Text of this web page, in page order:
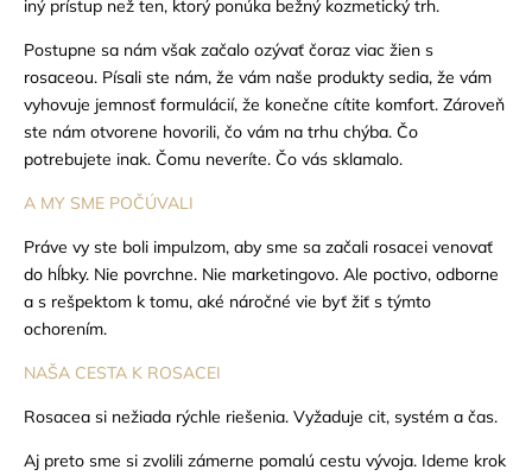
iný prístup než ten, ktorý ponúka bežný kozmetický trh.
Postupne sa nám však začalo ozývať čoraz viac žien s
rosaceou. Písali ste nám, že vám naše produkty sedia, že vám
vyhovuje jemnosť formulácií, že konečne cítite komfort. Zároveň
ste nám otvorene hovorili, čo vám na trhu chýba. Čo
potrebujete inak. Čomu neveríte. Čo vás sklamalo.
A MY SME POČÚVALI
Práve vy ste boli impulzom, aby sme sa začali rosacei venovať
do hĺbky. Nie povrchne. Nie marketingovo. Ale poctivo, odborne
a s rešpektom k tomu, aké náročné vie byť žiť s týmto
ochorením.
NAŠA CESTA K ROSACEI
Rosacea si nežiada rýchle riešenia. Vyžaduje cit, systém a čas.
Aj preto sme si zvolili zámerne pomalú cestu vývoja. Ideme krok